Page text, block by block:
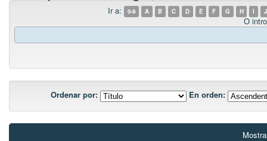
Ir a: 0-9 A B C D E F G H I J
O
Ordenar por: En orden: